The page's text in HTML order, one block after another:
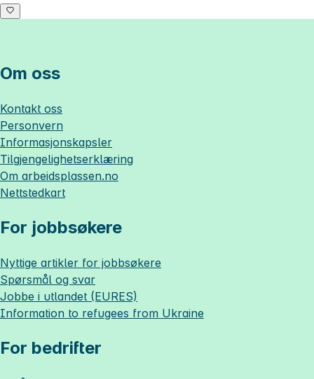
Om oss
Kontakt oss
Personvern
Informasjonskapsler
Tilgjengelighetserklæring
Om arbeidsplassen.no
Nettstedkart
For jobbsøkere
Nyttige artikler for jobbsøkere
Spørsmål og svar
Jobbe i utlandet (EURES)
Information to refugees from Ukraine
For bedrifter